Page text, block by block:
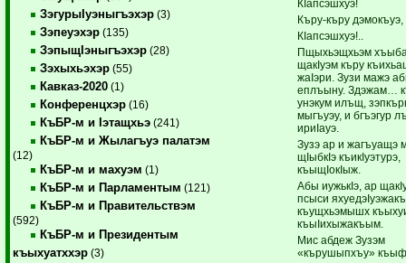
ЗэгурыIуэныгъэхэр (3)
Зэпеуэхэр (135)
ЗэпыщIэныгъэхэр (28)
Зэхыхьэхэр (55)
Кавказ-2020 (1)
Конференцхэр (16)
КъБР-м и Iэтащхьэ (241)
КъБР-м и Жылагъуэ палатэм
(12)
КъБР-м и махуэм (1)
КъБР-м и Парламентым (121)
КъБР-м и Правительствэм
(592)
КъБР-м и Президентым
къыхуатххэр (3)
КIапсэшхуэ!
Къру-къру дэмокъуэ,
КIапсэшхуэ!..
Пщыхьэщхьэм
щакIуэм къру
жаIэри. Зузи мажэ
еплъыну. Здэжам…
унэкум илъщ,
мыгъуэу, и бгъэгур
ириIауэ.
Зузэ ар и жагъуащэ
щIыбкIэ къикIуэтурэ,
къыщIокIыж.
Абы иужькIэ, ар
псыси
къущхьэмышх
къыIихыжакъым.
Мис абдеж Зузэм
«кърушыпхъу»